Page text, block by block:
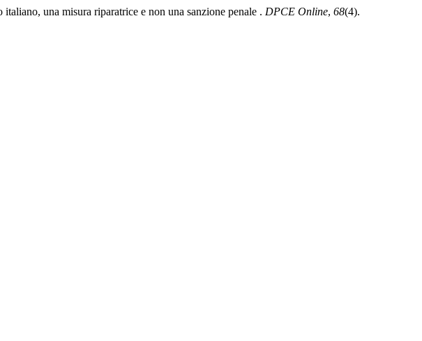
una misura riparatrice e non una sanzione penale . DPCE Online, 68(4).